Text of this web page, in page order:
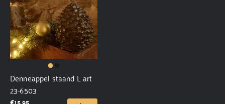
Denneappel staand L art
23-6503